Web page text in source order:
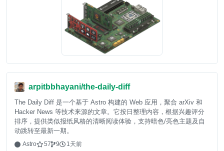
arpitbbhayani/the-daily-diff
The Daily Diff 是一个基于 Astro 构建的 Web 应用，聚合 arXiv 和
Hacker News 等技术来源的文章。它按日整理内容，根据兴趣评分
排序，提供类似报纸风格的清晰阅读体验，支持暗色/亮色主题及自
动跳转至最新一期。
Astro 57 9 1天前